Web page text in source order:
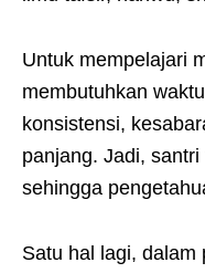
Untuk mempelajari
membutuhkan
konsistensi,
panjang. Jadi,
sehingga
Satu hal lagi, dalam